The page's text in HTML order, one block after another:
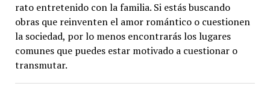
rato entretenido con la familia. Si estás buscando
obras que reinventen el amor romántico o cuestionen
la sociedad, por lo menos encontrarás los lugares
comunes que puedes estar motivado a cuestionar o
transmutar.